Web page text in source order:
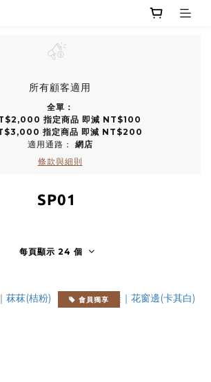
所有顧客適用
全單：
指定商品 即減 NT$100
指定商品 即減 NT$200
適用通路： 網店
條款與細則
SP01
每頁顯示 24 個
會員獨享